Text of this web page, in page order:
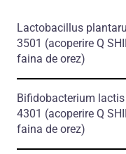
Lactobacillus
3501 (аcoperire Q
faina de orez)
Bifidobacterium lactis
4301 (аcoperire Q
faina de orez)